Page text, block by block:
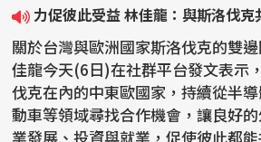
力促彼此受益 林佳龍：與斯洛伐克
關於台灣與歐洲國家斯洛伐克的雙
佳龍今天(6日)在社群平台發文表示
伐克在內的中東歐國家，持續從半
動車等領域尋找合作機會，讓良好
業發展、投資與就業，促使彼此都能共同